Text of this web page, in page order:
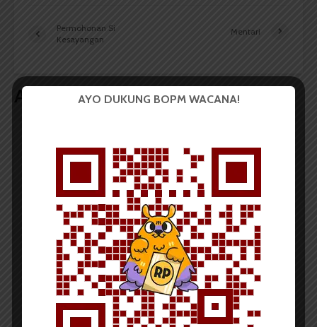
Permohonan Si
Kesayangan
Mentari
Artikel terkait lain
Doa yang Tertunda
Dark Mode | Moda Gelap
Oleh: Tio Hasianna Vincentia Hutahaean Dalam
gelap malam yang tanpa suara, Aku terperangkap
dalam sepi yang meronta, Hati ini merindu,...
Tio Hasianna Vincentia Hutahaean 1 menit waktu baca
AYO DUKUNG BOPM WACANA!